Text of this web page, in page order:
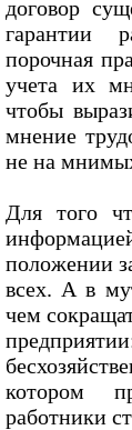
договор
гарантии
порочная
учета их
чтобы
мнение
не на
Для того
положении
всех. А в
чем
котором
работники